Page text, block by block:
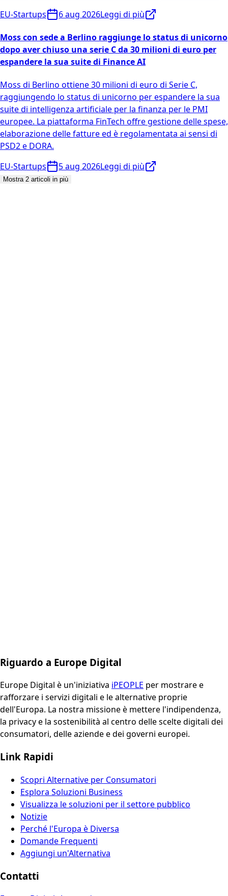
EU-Startups
6 aug 2026Leggi di più
Moss con sede a Berlino raggiunge lo status di unicorno
dopo aver chiuso una serie C da 30 milioni di euro per
espandere la sua suite di Finance AI
Moss di Berlino ottiene 30 milioni di euro di Serie C,
raggiungendo lo status di unicorno per espandere la sua
suite di intelligenza artificiale per la finanza per le PMI
europee. La piattaforma FinTech offre gestione delle spese,
elaborazione delle fatture ed è regolamentata ai sensi di
PSD2 e DORA.
EU-Startups
5 aug 2026Leggi di più
Mostra 2 articoli in più
Riguardo a Europe Digital
Europe Digital è un'iniziativa iPEOPLE per mostrare e
rafforzare i servizi digitali e le alternative proprie
dell'Europa. La nostra missione è mettere l'indipendenza,
la privacy e la sostenibilità al centro delle scelte digitali dei
consumatori, delle aziende e dei governi europei.
Link Rapidi
Scopri Alternative per Consumatori
Esplora Soluzioni Business
Visualizza le soluzioni per il settore pubblico
Notizie
Perché l'Europa è Diversa
Domande Frequenti
Aggiungi un'Alternativa
Contatti